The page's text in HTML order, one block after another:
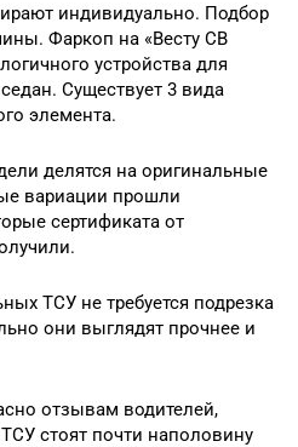
индивидуально. Подбор
Фаркоп на «Весту СВ
устройства для
Существует 3 вида
элемента.
делятся на оригинальные
вариации прошли
сертификата от
ТСУ не требуется подрезка
они выглядят прочнее и
отзывам водителей,
стоят почти наполовину